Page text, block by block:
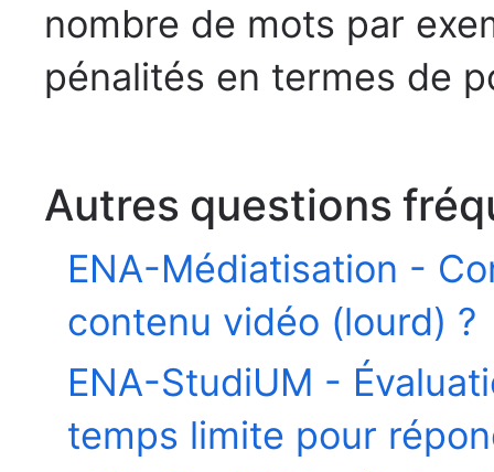
nombre de mots par
pénalités en termes de
Autres questions
ENA-Médiatisation -
contenu vidéo (lourd) ?
ENA-StudiUM -
temps limite pour